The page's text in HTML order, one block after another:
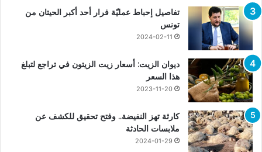
تفاصيل إحباط عمليّة فرار أحد أكبر الحيتان من
تونس
2024-02-11
ديوان الزيت: أسعار زيت الزيتون في تراجع لتبلغ
هذا السعر
2023-11-20
كارثة تهز النفيضة.. وفتح تحقيق للكشف عن
ملابسات الحادثة
2024-01-29